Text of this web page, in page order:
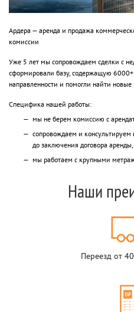
Ардера — аренда и продажа
комиссии
Уже 5 лет мы сопровождаем сделки с
сформировали базу, содержащую
направленности и помогли найти
Специфика нашей работы:
мы не берем комиссию с
сопровождаем и консультируем
до заключения договора
мы работаем с крупными
Наши
Переезд от